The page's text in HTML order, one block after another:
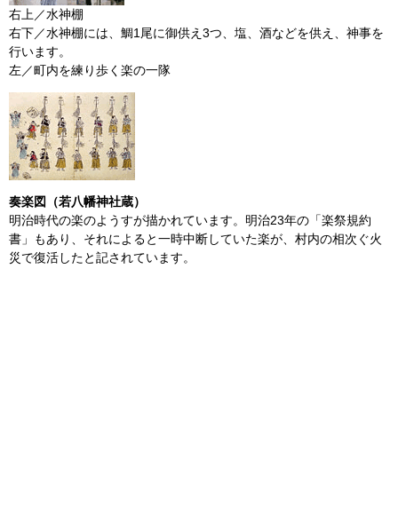
右上／水神棚
右下／水神棚には、鯛1尾に御供え3つ、塩、酒などを供え、神事を
行います。
左／町内を練り歩く楽の一隊
奏楽図（若八幡神社蔵）
明治時代の楽のようすが描かれています。明治23年の「楽祭規約
書」もあり、それによると一時中断していた楽が、村内の相次ぐ火
災で復活したと記されています。